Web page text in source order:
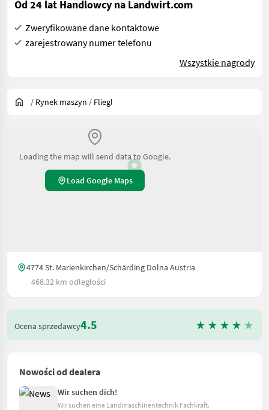
Od 24 lat Handlowcy na Landwirt.com
Zweryfikowane dane kontaktowe
zarejestrowany numer telefonu
Wszystkie nagrody
/ Rynek maszyn / Fliegl
Loading the map will send data to Google.
Load Google Maps
4774 St. Marienkirchen/Schärding Dolna Austria
468.32 km odległości
Ocena sprzedawcy4.5
Nowości od dealera
Wir suchen dich!
Wir suchen eine Landmaschinentechnik Fachkraft.